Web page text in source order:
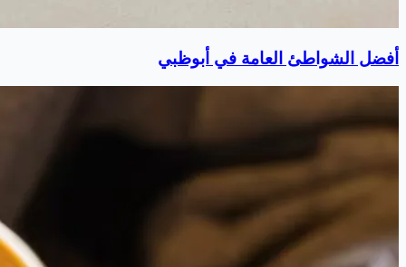
أفضل الشواطئ العامة في أبوظبي